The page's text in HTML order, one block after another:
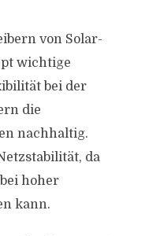
von Solar-
wichtige
bei der
die
nachhaltig.
da
hoher
kann.